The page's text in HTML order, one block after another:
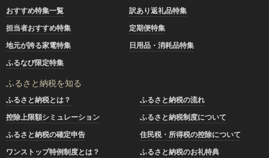
おすすめ特集一覧
訳あり返礼品特集
担当者おすすめ特集
定期便特集
地元が誇る家電特集
日用品・消耗品特集
ふるなび限定特集
ふるさと納税を知る
ふるさと納税とは？
ふるさと納税の流れ
控除上限額シミュレーション
ふるさと納税制度について
ふるさと納税の確定申告
住民税・所得税の控除について
ワンストップ特例制度とは？
ふるさと納税のお礼特典